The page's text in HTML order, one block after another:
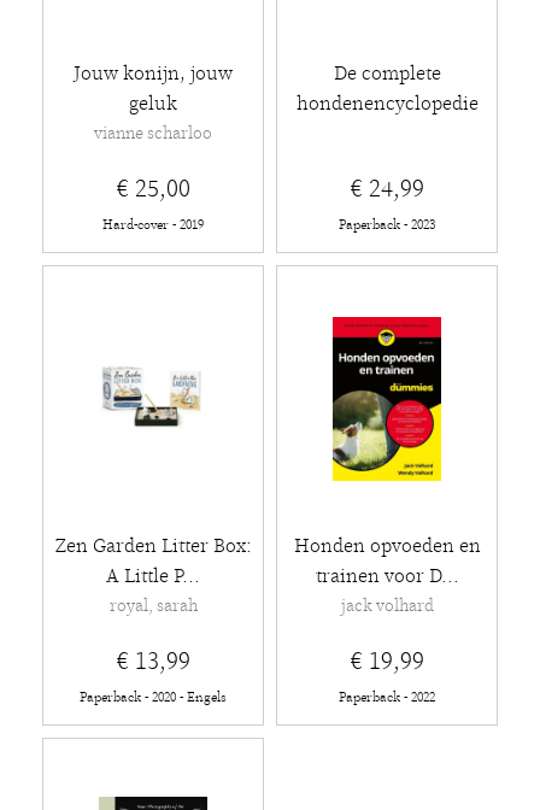
Jouw konijn, jouw
geluk
vianne scharloo
€ 25,00
Hard-cover - 2019
De complete
hondenencyclopedie
€ 24,99
Paperback - 2023
Zen Garden Litter Box:
A Little P...
royal, sarah
€ 13,99
Paperback - 2020 - Engels
Honden opvoeden en
trainen voor D...
jack volhard
€ 19,99
Paperback - 2022